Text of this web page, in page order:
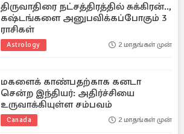
திருவாதிரை நட்சத்திரத்தில் சுக்கிரன்..,
கஷ்டங்களை அனுபவிக்கப்போகும் 3
ராசிகள்
Astrology 2 மாதங்கள் முன்
மகளைக் காண்பதற்காக கனடா
சென்ற இந்தியர்: அதிர்ச்சியை
உருவாக்கியுள்ள சம்பவம்
Canada 2 மாதங்கள் முன்